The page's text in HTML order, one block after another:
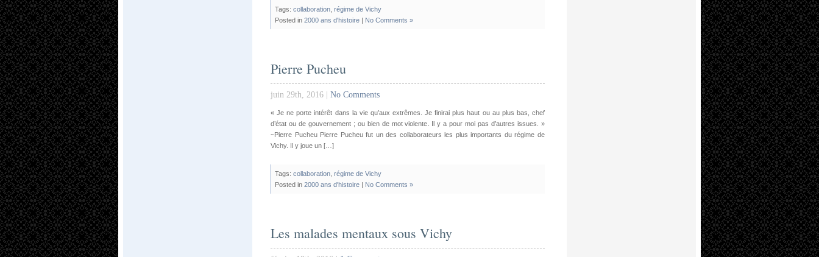
Tags: collaboration régime de Vichy
Posted in 2000 ans d'histoire | No Comments »
Pierre Pucheu
juin 29th, 2016 | No Comments
« Je ne porte intérêt dans la vie qu’aux extrêmes. Je finirai plus haut ou au plus bas, chef
d’état ou de gouvernement ; ou bien de mot violente. Il y a pour moi pas d’autres issues. »
~Pierre Pucheu Pierre Pucheu fut un des collaborateurs les plus importants du régime de
Vichy. Il y joue un […]
Tags: collaboration régime de Vichy
Posted in 2000 ans d'histoire | No Comments »
Les malades mentaux sous Vichy